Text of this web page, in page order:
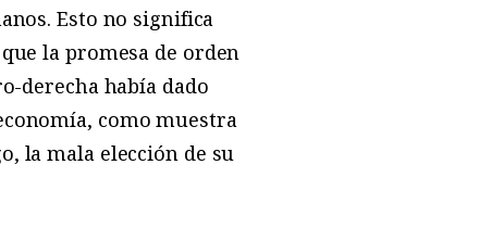
Esto no significa
la promesa de orden
derecha había dado
como muestra
la mala elección de su